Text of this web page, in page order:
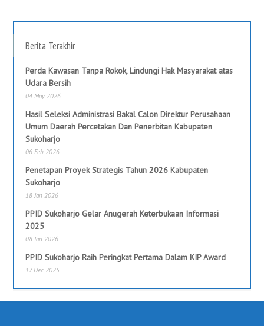
Berita Terakhir
Perda Kawasan Tanpa Rokok, Lindungi Hak Masyarakat atas
Udara Bersih
04 May 2026
Hasil Seleksi Administrasi Bakal Calon Direktur Perusahaan
Umum Daerah Percetakan Dan Penerbitan Kabupaten
Sukoharjo
06 Feb 2026
Penetapan Proyek Strategis Tahun 2026 Kabupaten
Sukoharjo
18 Jan 2026
PPID Sukoharjo Gelar Anugerah Keterbukaan Informasi
2025
08 Jan 2026
PPID Sukoharjo Raih Peringkat Pertama Dalam KIP Award
17 Dec 2025